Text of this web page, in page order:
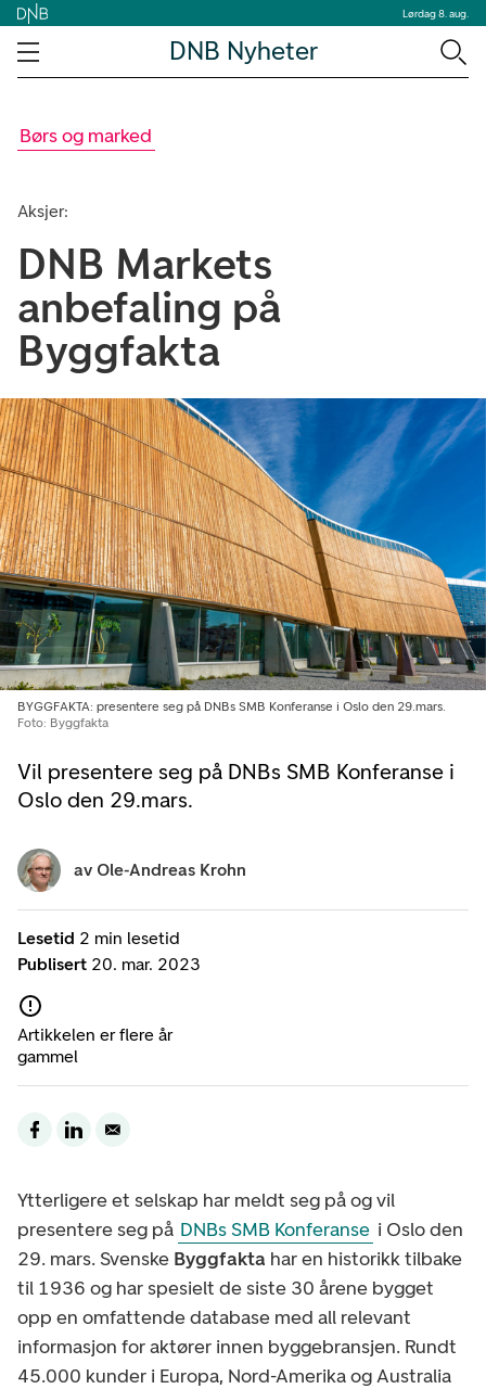
Lørdag 8. aug.
DNB Nyheter
Børs og marked
Aksjer:
DNB Markets
anbefaling på
Byggfakta
Vil presentere seg på DNBs SMB Konferanse i
Oslo den 29.mars.
BYGGFAKTA: presentere seg på DNBs SMB Konferanse i Oslo den 29.mars.
Foto: Byggfakta
Lesetid 2 min lesetid
Publisert 20. mar. 2023
Artikkelen er flere år
gammel
av Ole-Andreas Krohn
Ytterligere et selskap har meldt seg på og vil
presentere seg på DNBs SMB Konferanse i Oslo den
29. mars. Svenske Byggfakta har en historikk tilbake
til 1936 og har spesielt de siste 30 årene bygget
opp en omfattende database med all relevant
informasjon for aktører innen byggebransjen. Rundt
45.000 kunder i Europa, Nord-Amerika og Australia